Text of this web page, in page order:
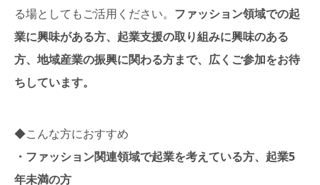
る場としてもご活用ください。 ファッション領域での起
業に興味がある方、起業支援の取り組みに興味のある
方、地域産業の振興に関わる方まで、広くご参加をお待
ちしています。
◆こんな方におすすめ
・ファッション関連領域で起業を考えている方、起業5
年未満の方